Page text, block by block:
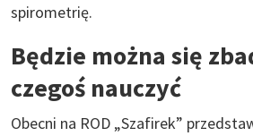
spirometrię.
Będzie można się
czegoś nauczyć
Obecni na ROD „Szafirek”